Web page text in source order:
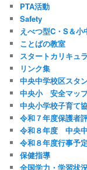
PTA活動
Safety
えべつ型C・S＆小
ことばの教室
スタートカリキュ
リンク集
中央中学校区スタ
中央小 安全マッ
中央小学校子育て
令和７年度保護者
令和８年度 中央
令和８年度行事予定
保健指導
全国学力・学習状